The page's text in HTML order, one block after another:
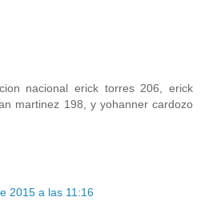
nacional erick torres 206, erick
martinez 198, y yohanner cardozo
2015 a las 11:16